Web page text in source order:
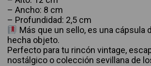
– Ancho: 8 cm
– Profundidad: 2,5 cm
Más que un sello, es una cápsula
hecha objeto.
Perfecto para tu rincón vintage,
nostálgico o colección sevillana de